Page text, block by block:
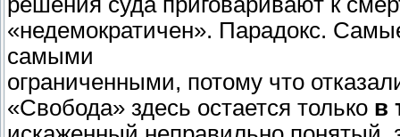
«недемократичен». Парадокс.
самыми
ограниченными, потому что
«Свобода» здесь остается только в